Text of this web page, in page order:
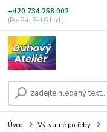
+420 734 258 002
(Po-Pá, 9-16 hod.)
Úvod Výtvarné potřeby